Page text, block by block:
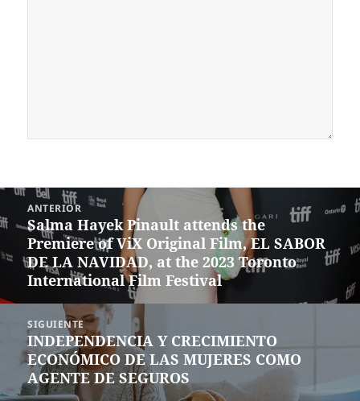
Navegación
de
entradas
ANTERIOR
Entrada
anterior:
Salma Hayek Pinault attends the
Premiere of ViX Original Film, EL SABOR
DE LA NAVIDAD, at the 2023 Toronto
International Film Festival
SIGUIENTE
Siguiente
entrada:
INDEPENDENCIA Y CRECIMIENTO
ECONÓMICO DE LAS MUJERES COMO
AGENTE DE SEGUROS